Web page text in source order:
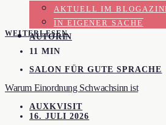
AKTUELL IM
IN EIGENER SACHE
AUTORIN
WEITERLESEN
11 MIN
SALON FÜR GUTE SPRACHE
Warum Einordnung Schwachsinn ist
AUXKVISIT
16. JULI 2026